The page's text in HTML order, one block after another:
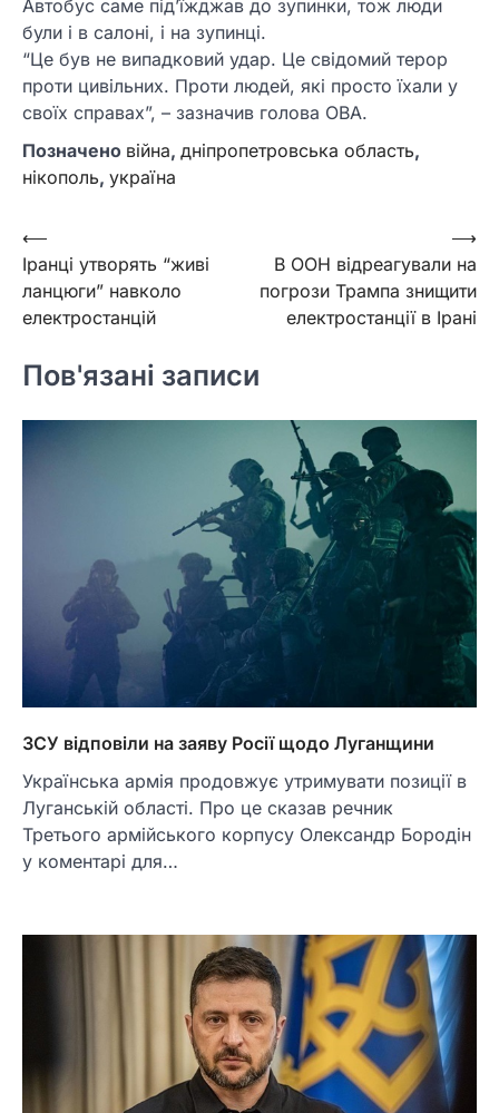
Автобус саме під’їжджав до зупинки, тож люди
були і в салоні, і на зупинці.
“Це був не випадковий удар. Це свідомий терор
проти цивільних. Проти людей, які просто їхали у
своїх справах”, – зазначив голова ОВА.
Позначено війна, дніпропетровська область,
нікополь, україна
Навігація
записів
⟵
Іранці утворять “живі
ланцюги” навколо
електростанцій
В ООН відреагували на
погрози Трампа знищити
електростанції в Ірані
⟶
Пов'язані записи
ЗСУ відповіли на заяву Росії щодо Луганщини
Українська армія продовжує утримувати позиції в
Луганській області. Про це сказав речник
Третього армійського корпусу Олександр Бородін
у коментарі для…